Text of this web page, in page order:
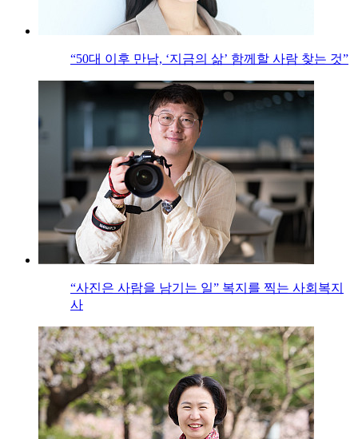
“50대 이후 만남, ‘지금의 삶’ 함께할 사람 찾는 것”
“사진은 사람을 남기는 일” 복지를 찍는 사회복지
사